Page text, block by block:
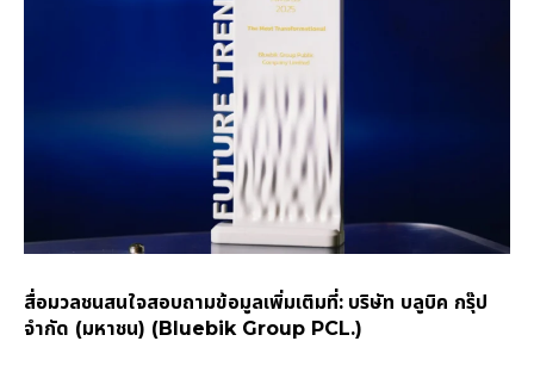
สื่อมวลชนสนใจสอบถามข้อมูลเพิ่มเติมที่: บริษัท บลูบิค กรุ๊ป
จำกัด (มหาชน) (Bluebik Group PCL.)